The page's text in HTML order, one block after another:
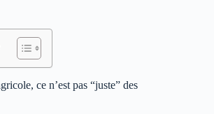
ce n’est pas “juste” des